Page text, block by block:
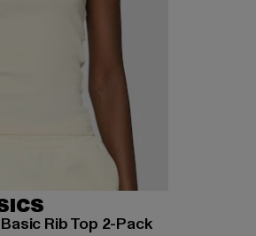
Rib Top 2-Pack